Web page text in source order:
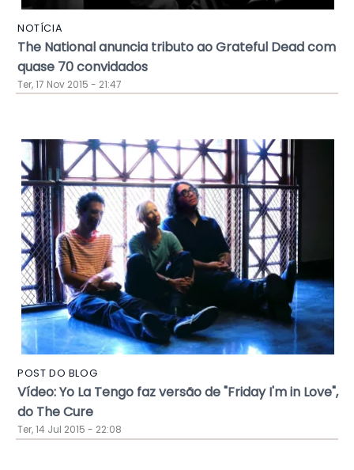
NOTÍCIA
The National anuncia tributo ao Grateful Dead com
quase 70 convidados
Ter, 17 Nov 2015 - 21:47
POST DO BLOG
Vídeo: Yo La Tengo faz versão de "Friday I'm in Love",
do The Cure
Ter, 14 Jul 2015 - 22:08